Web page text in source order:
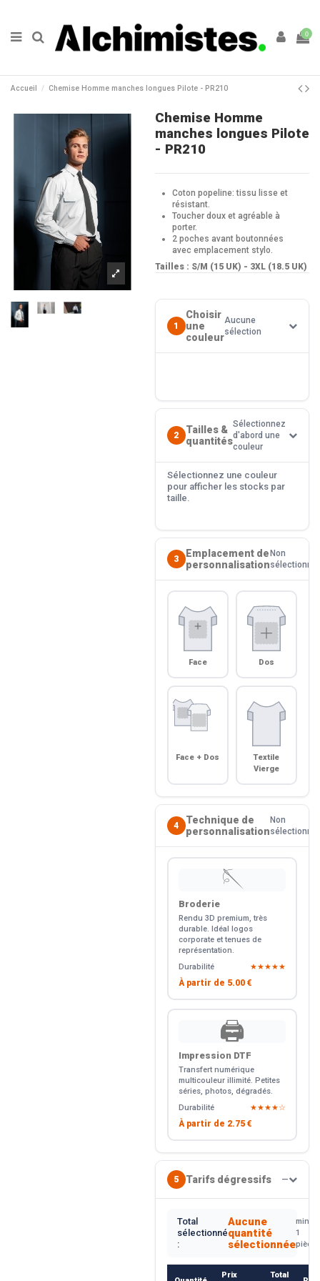
0
Accueil Chemise Homme manches longues Pilote - PR210
Chemise Homme
manches longues Pilote
- PR210
Coton popeline: tissu lisse et
résistant.
Toucher doux et agréable à
porter.
2 poches avant boutonnées
avec emplacement stylo.
Tailles : S/M (15 UK) - 3XL (18.5 UK)
1
Choisir
une
couleur
Aucune
sélection
2
Tailles &
quantités
Sélectionnez
d'abord une
couleur
Sélectionnez une couleur
pour afficher les stocks par
taille.
3
Emplacement de
personnalisation
Non
sélectionné
Face Dos
Face + Dos
Textile
Vierge
4
Technique de
personnalisation
Non
sélectionné
🪡
Broderie
Rendu 3D premium, très
durable. Idéal logos
corporate et tenues de
représentation.
Durabilité
★★★★★
À partir de 5.00 €
🖨️
Impression DTF
Transfert numérique
multicouleur illimité. Petites
séries, photos, dégradés.
Durabilité
★★★★☆
À partir de 2.75 €
5 Tarifs dégressifs —
Total
sélectionné
:
Aucune
quantité
sélectionnée
min.
1
pièce
Prix Total